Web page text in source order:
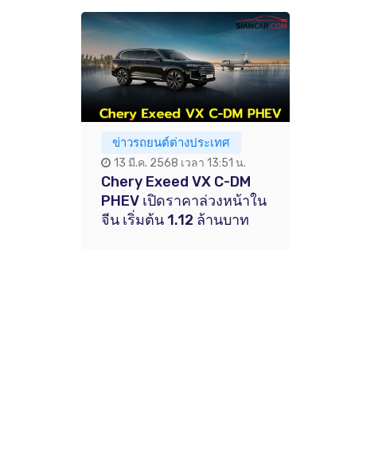
ข่าวรถยนต์ต่างประเทศ
13 มี.ค. 2568 เวลา 13:51 น.
Chery Exeed VX C-DM
PHEV เปิดราคาล่วงหน้าใน
จีน เริ่มต้น 1.12 ล้านบาท